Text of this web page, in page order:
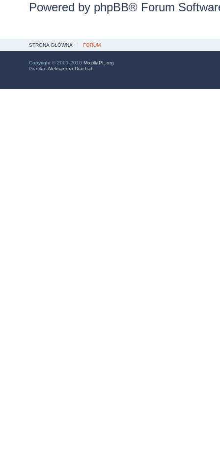
Powered by phpBB® Forum
STRONA GŁÓWNA FORUM
Copyright © 2001-2010 MozillaPL.org
Grafika: Aleksandra Drachal